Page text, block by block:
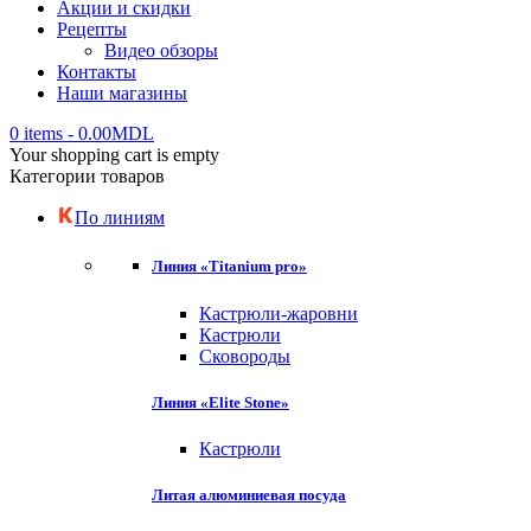
Акции и скидки
Рецепты
Видео обзоры
Контакты
Наши магазины
0 items - 0.00MDL
Your shopping cart is empty
Категории товаров
По линиям
Линия «Titanium pro»
Кастрюли-жаровни
Кастрюли
Сковороды
Линия «Elite Stone»
Кастрюли
Литая алюминиевая посуда